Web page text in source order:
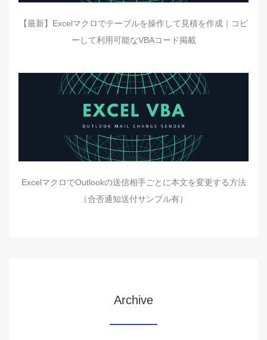
【最新】Excelマクロでテーブルを操作して見積を作成｜コピ
ーして利用可能なVBAコード掲載
ExcelマクロでOutlookの送信相手ごとに本文を変更する方法
（合否通知送付サンプル有）
Archive